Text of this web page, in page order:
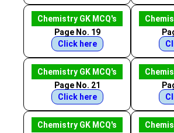
Chemistry GK MCQ's
Page No. 19
Click here
Chemistry GK MCQ's
Page No. 21
Click here
Chemistry GK MCQ's